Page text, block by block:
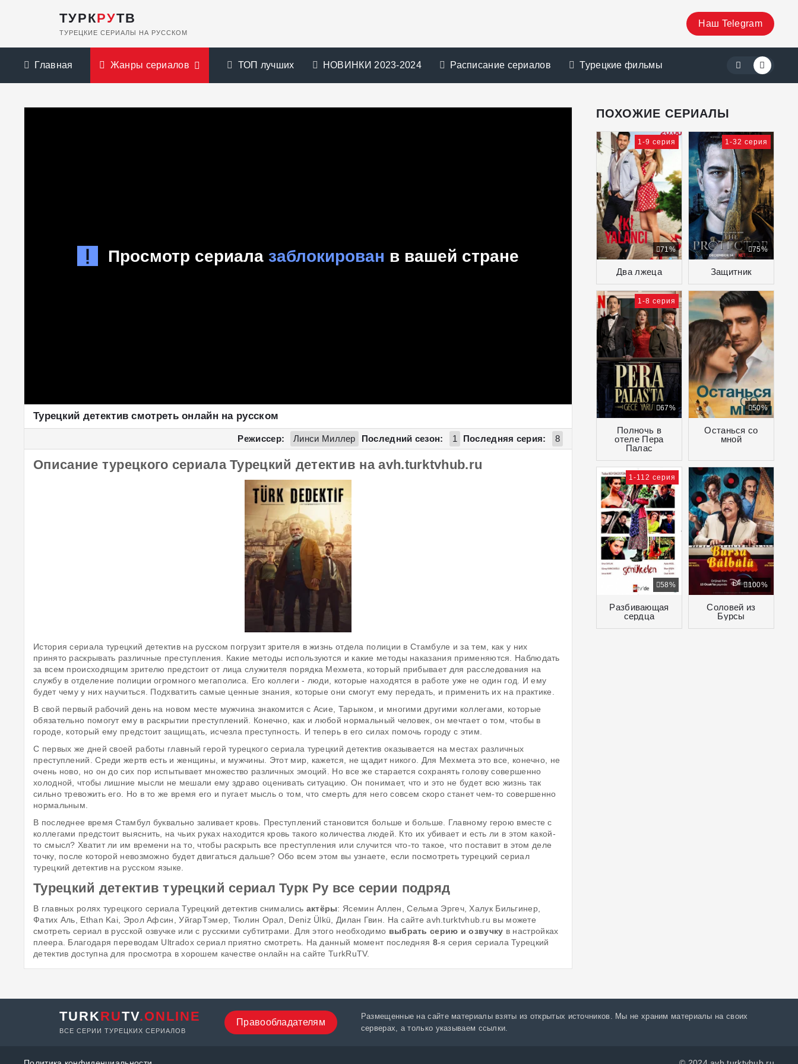
ТУРКРУТВ
ТУРЕЦКИЕ СЕРИАЛЫ НА РУССКОМ
Наш Telegram
Главная Жанры сериалов ТОП лучших НОВИНКИ 2023-2024 Расписание сериалов Турецкие фильмы
Турецкий детектив смотреть онлайн на русском
Режиссер: Линси Миллер Последний сезон: 1 Последняя серия: 8
Описание турецкого сериала Турецкий детектив на avh.turktvhub.ru
История сериала турецкий детектив на русском погрузит зрителя в жизнь отдела полиции в Стамбуле и за тем, как у них
принято раскрывать различные преступления. Какие методы используются и какие методы наказания применяются. Наблюдать
за всем происходящим зрителю предстоит от лица служителя порядка Мехмета, который прибывает для расследования на
службу в отделение полиции огромного мегаполиса. Его коллеги - люди, которые находятся в работе уже не один год. И ему
будет чему у них научиться. Подхватить самые ценные знания, которые они смогут ему передать, и применить их на практике.
В свой первый рабочий день на новом месте мужчина знакомится с Асие, Тарыком, и многими другими коллегами, которые
обязательно помогут ему в раскрытии преступлений. Конечно, как и любой нормальный человек, он мечтает о том, чтобы в
городе, который ему предстоит защищать, исчезла преступность. И теперь в его силах помочь городу с этим.
С первых же дней своей работы главный герой турецкого сериала турецкий детектив оказывается на местах различных
преступлений. Среди жертв есть и женщины, и мужчины. Этот мир, кажется, не щадит никого. Для Мехмета это все, конечно, не
очень ново, но он до сих пор испытывает множество различных эмоций. Но все же старается сохранять голову совершенно
холодной, чтобы лишние мысли не мешали ему здраво оценивать ситуацию. Он понимает, что и это не будет всю жизнь так
сильно тревожить его. Но в то же время его и пугает мысль о том, что смерть для него совсем скоро станет чем-то совершенно
нормальным.
В последнее время Стамбул буквально заливает кровь. Преступлений становится больше и больше. Главному герою вместе с
коллегами предстоит выяснить, на чьих руках находится кровь такого количества людей. Кто их убивает и есть ли в этом какой-
то смысл? Хватит ли им времени на то, чтобы раскрыть все преступления или случится что-то такое, что поставит в этом деле
точку, после которой невозможно будет двигаться дальше? Обо всем этом вы узнаете, если посмотреть турецкий сериал
турецкий детектив на русском языке.
Турецкий детектив турецкий сериал Турк Ру все серии подряд
В главных ролях турецкого сериала Турецкий детектив снимались актёры: Ясемин Аллен, Сельма Эргеч, Халук Бильгинер,
Фатих Аль, Ethan Kai, Эрол Афсин, УйгарТэмер, Тюлин Орал, Deniz Ülkü, Дилан Гвин. На сайте avh.turktvhub.ru вы можете
смотреть сериал в русской озвучке или с русскими субтитрами. Для этого необходимо выбрать серию и озвучку в настройках
плеера. Благодаря переводам Ultradox сериал приятно смотреть. На данный момент последняя 8-я серия сериала Турецкий
детектив доступна для просмотра в хорошем качестве онлайн на сайте TurkRuTV.
ПОХОЖИЕ СЕРИАЛЫ
Два лжеца
71%
1-9 серия
Защитник
75%
1-32 серия
Полночь в
отеле Пера
Палас
67%
1-8 серия
Останься со
мной
50%
Разбивающая
сердца
58%
1-112 серия
Соловей из
Бурсы
100%
TURKRUTV.ONLINE
ВСЕ СЕРИИ ТУРЕЦКИХ СЕРИАЛОВ
Правообладателям
Размещенные на сайте материалы взяты из открытых источников. Мы не храним материалы на своих
серверах, а только указываем ссылки.